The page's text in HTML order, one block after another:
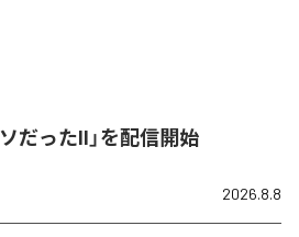
だったII」を配信開始
2026.8.8